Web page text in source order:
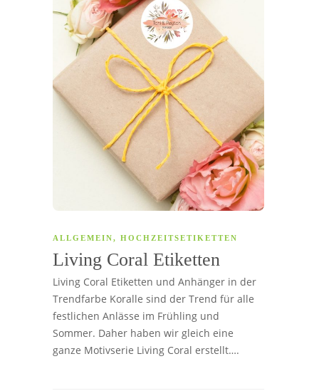
ALLGEMEIN, HOCHZEITSETIKETTEN
Living Coral Etiketten
Living Coral Etiketten und Anhänger in der
Trendfarbe Koralle sind der Trend für alle
festlichen Anlässe im Frühling und
Sommer. Daher haben wir gleich eine
ganze Motivserie Living Coral erstellt….